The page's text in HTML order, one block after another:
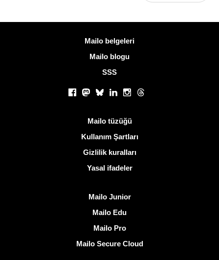
Mailo belgeleri
Mailo blogu
SSS
Facebook
Mastodon
BlueskyLinkedInInstagram
Threads
Mailo tüzüğü
Kullanım Şartları
Gizlilik kuralları
Yasal ifadeler
Mailo Junior
Mailo Edu
Mailo Pro
Mailo Secure Cloud